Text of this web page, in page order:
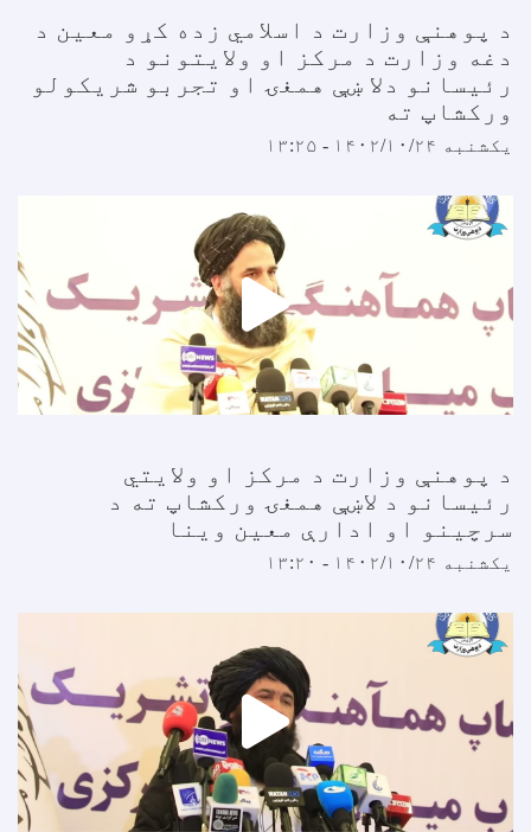
د پوهنې وزارت د اسلامي زده کړو معین د
دغه وزارت د مرکز او ولایتونو د
رئیسانو دلا ښې همغۍ او تجربو شریکولو
ورکشاپ ته
یکشنبه ۱۴۰۲/۱۰/۲۴ - ۱۳:۲۵
د پوهنې وزارت د مرکز او ولایتي
رئیسانو د لاښې همغۍ ورکشاپ ته د
سرچینو او ادارې معین وینا
یکشنبه ۱۴۰۲/۱۰/۲۴ - ۱۳:۲۰